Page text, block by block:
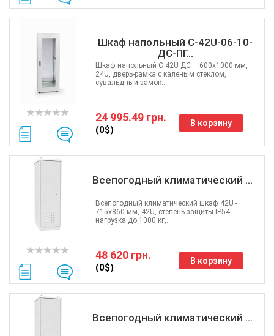
Шкаф напольный С-42U-06-10-
ДС-ПГ...
24 995.49 грн.
(0$)
В корзину
Шкаф напольный C 42U ДС – 600x1000 мм,
24U, дверь-рамка с каленым стеклом,
сувальдный замок...
Всепогодный климатический ...
48 620 грн.
(0$)
В корзину
Всепогодный климатический шкаф 42U -
715x860 мм, 42U, степень защиты IP54,
нагрузка до 1000 кг,...
Всепогодный климатический ...